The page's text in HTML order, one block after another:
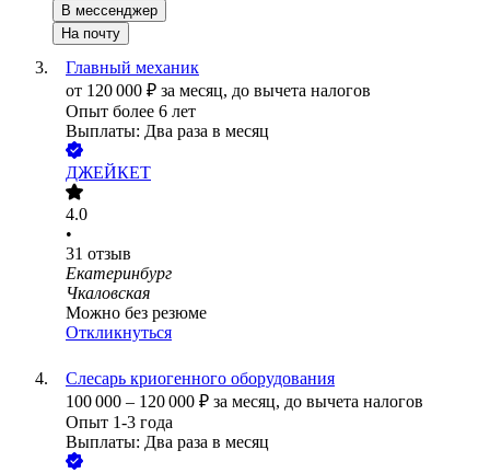
В мессенджер
На почту
Главный механик
от 120 000 ₽ за месяц, до вычета налогов
Опыт более 6 лет
Выплаты: Два раза в месяц
ДЖЕЙКЕТ
4.0
•
31 отзыв
Екатеринбург
Чкаловская
Можно без резюме
Откликнуться
Слесарь криогенного оборудования
100 000 – 120 000 ₽ за месяц, до вычета налогов
Опыт 1-3 года
Выплаты: Два раза в месяц